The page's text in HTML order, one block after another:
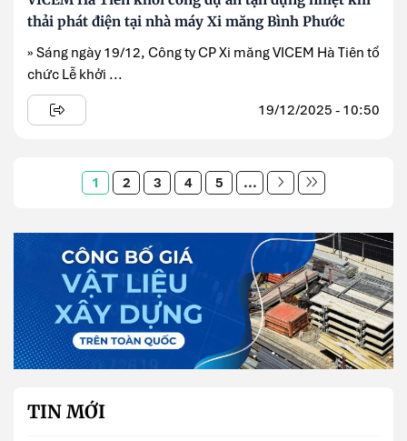
thải phát điện tại nhà máy Xi măng Bình Phước
» Sáng ngày 19/12, Công ty CP Xi măng VICEM Hà Tiên tổ
chức Lễ khởi ...
19/12/2025 - 10:50
1 2 3 4 5 ...
TIN MỚI